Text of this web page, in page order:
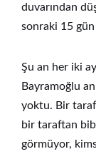
duvarından
sonraki 15
Şu an her iki
Bayramoğlu
yoktu. Bir
bir taraftan
görmüyor,